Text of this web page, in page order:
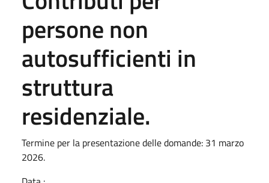
persone non
autosufficienti in
struttura
residenziale.
Termine per la presentazione delle domande: 31 marzo
2026.